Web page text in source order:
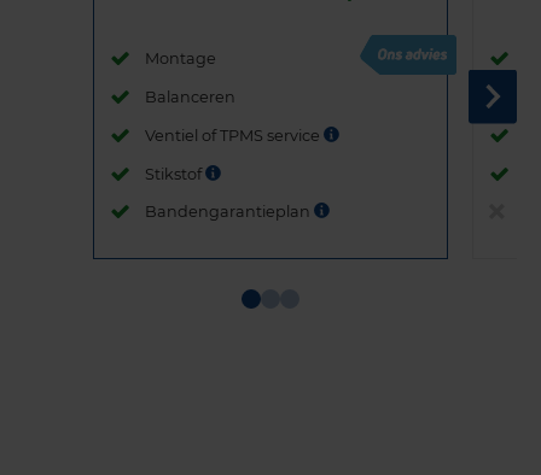
Montage
Balanceren
Ventiel of TPMS service
Stikstof
Bandengarantieplan